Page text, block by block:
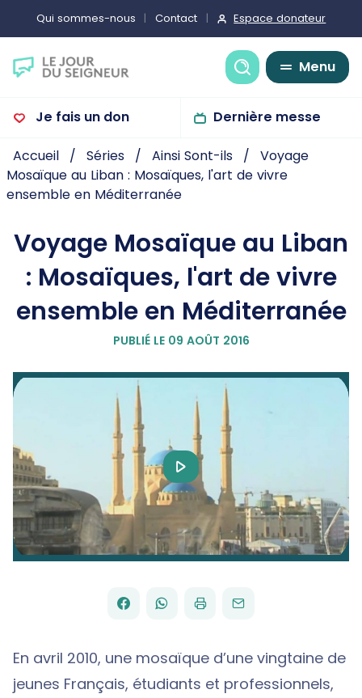
Qui sommes-nous Contact Espace donateur
Recherche
Menu
Je fais un don Dernière messe
Accueil Séries Ainsi Sont-ils
Voyage
Mosaïque au Liban : Mosaïques, l'art de vivre
ensemble en Méditerranée
Voyage Mosaïque au Liban
: Mosaïques, l'art de vivre
ensemble en Méditerranée
PUBLIÉ LE 09 AOÛT 2016
Play
PARTAGER
FACEBOOK
PARTAGER
WHATSAPP
IMPRIMERENVOYER
PAR
EMAIL
En avril 2010, une mosaïque d’une vingtaine de
jeunes Français, étudiants et professionnels,